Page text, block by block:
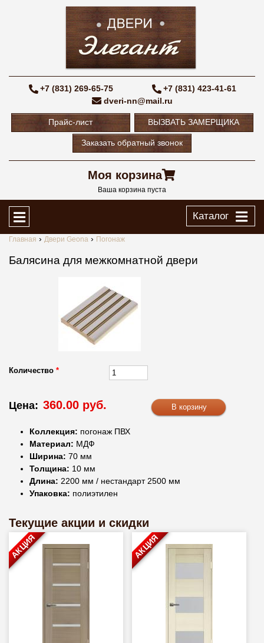
+7 (831) 269-65-75
+7 (831) 423-41-61
dveri-nn@mail.ru
Прайс-лист ВЫЗВАТЬ ЗАМЕРЩИКА
Заказать обратный звонок
Моя корзина
Ваша корзина пуста
Каталог
Главная Двери Geona Погонаж
Балясина для межкомнатной двери
Количество *
Цена: 360.00 руб.
Коллекция: погонаж ПВХ
Материал: МДФ
Ширина: 70 мм
Толщина: 10 мм
Длина: 2200 мм / нестандарт 2500 мм
Упаковка: полиэтилен
Текущие акции и скидки
АКЦИЯ АКЦИЯ